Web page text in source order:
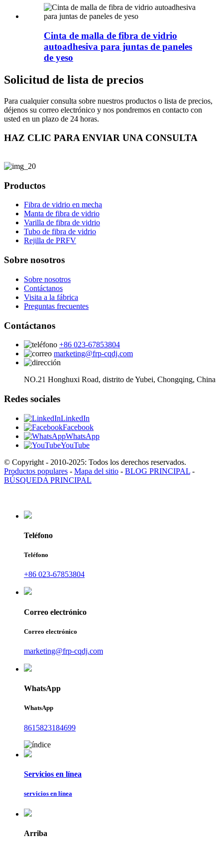
Cinta de malla de fibra de vidrio
autoadhesiva para juntas de paneles
de yeso
Solicitud de lista de precios
Para cualquier consulta sobre nuestros productos o lista de precios,
déjenos su correo electrónico y nos pondremos en contacto con
usted en un plazo de 24 horas.
HAZ CLIC PARA ENVIAR UNA CONSULTA
Productos
Fibra de vidrio en mecha
Manta de fibra de vidrio
Varilla de fibra de vidrio
Tubo de fibra de vidrio
Rejilla de PRFV
Sobre nosotros
Sobre nosotros
Contáctanos
Visita a la fábrica
Preguntas frecuentes
Contáctanos
+86 023-67853804
marketing@frp-cqdj.com
NO.21 Honghuxi Road, distrito de Yubei, Chongqing, China
Redes sociales
LinkedIn
Facebook
WhatsApp
YouTube
© Copyright - 2010-2025: Todos los derechos reservados.
Productos populares - Mapa del sitio - BLOG PRINCIPAL -
BÚSQUEDA PRINCIPAL
Teléfono
Teléfono
+86 023-67853804
Correo electrónico
Correo electrónico
marketing@frp-cqdj.com
WhatsApp
WhatsApp
8615823184699
Servicios en línea
servicios en línea
Arriba